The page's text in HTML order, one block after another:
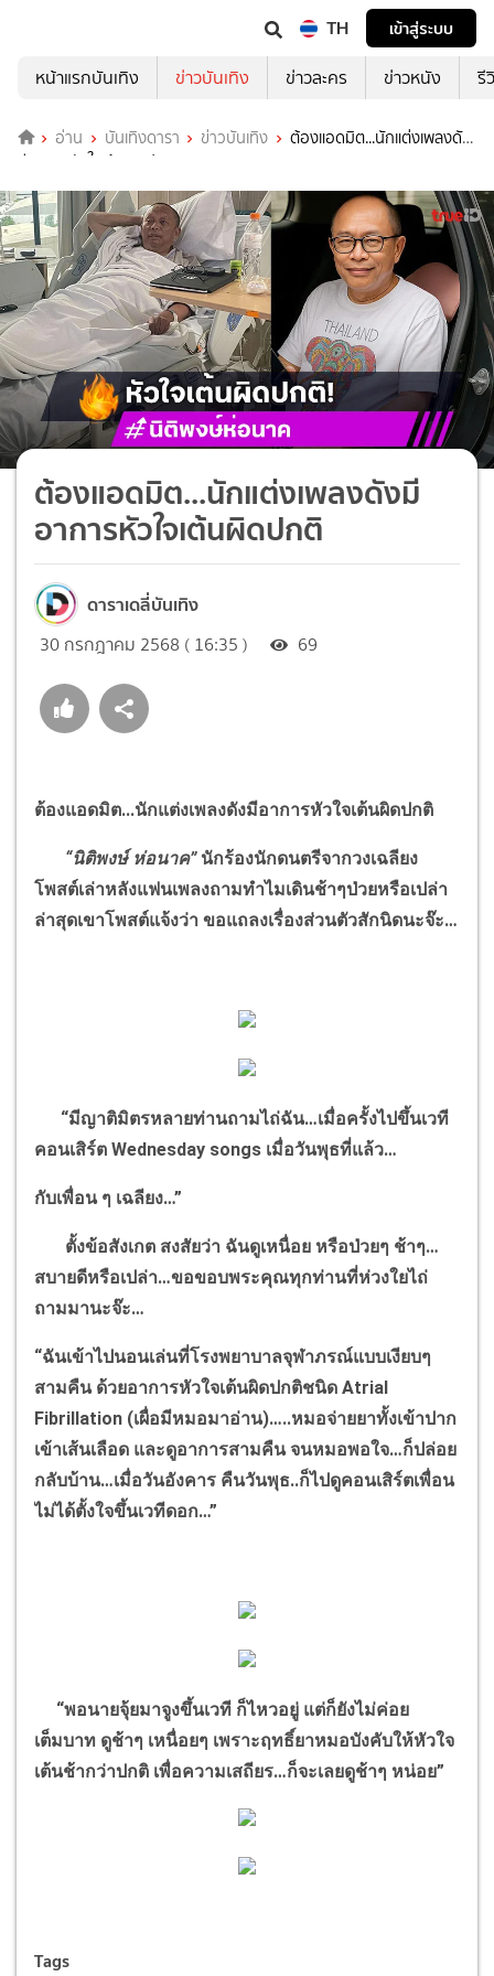
TH
เข้าสู่ระบบ
หน้าแรกบันเทิง
ข่าวบันเทิง ข่าวละคร ข่าวหนัง รี
อ่าน บันเทิงดารา ข่าวบันเทิง
ต้องแอดมิต...นักแต่งเพลงดัง
มีอาการหัวใจเต้นผิดปกติ
ต้องแอดมิต...นักแต่งเพลงดังมี
อาการหัวใจเต้นผิดปกติ
ดาราเดลี่บันเทิง
30 กรกฎาคม 2568 ( 16:35 ) 69
ต้องแอดมิต...นักแต่งเพลงดังมีอาการหัวใจเต้นผิดปกติ
“นิติพงษ์ ห่อนาค” นักร้องนักดนตรีจากวงเฉลียง
โพสต์เล่าหลังแฟนเพลงถามทำไมเดินช้าๆป่วยหรือเปล่า
ล่าสุดเขาโพสต์แจ้งว่า ขอแถลงเรื่องส่วนตัวสักนิดนะจ๊ะ…
“มีญาติมิตรหลายท่านถามไถ่ฉัน…เมื่อครั้งไปขึ้นเวที
คอนเสิร์ต Wednesday songs เมื่อวันพุธที่แล้ว…
กับเพื่อน ๆ เฉลียง…”
ตั้งข้อสังเกต สงสัยว่า ฉันดูเหนื่อย หรือป่วยๆ ช้าๆ…
สบายดีหรือเปล่า…ขอขอบพระคุณทุกท่านที่ห่วงใยไถ่
ถามมานะจ๊ะ…
“ฉันเข้าไปนอนเล่นที่โรงพยาบาลจุฬาภรณ์แบบเงียบๆ
สามคืน ด้วยอาการหัวใจเต้นผิดปกติชนิด Atrial
Fibrillation (เผื่อมีหมอมาอ่าน)…..หมอจ่ายยาทั้งเข้าปาก
เข้าเส้นเลือด และดูอาการสามคืน จนหมอพอใจ…ก็ปล่อย
กลับบ้าน…เมื่อวันอังคาร คืนวันพุธ..ก็ไปดูคอนเสิร์ตเพื่อน
ไม่ได้ตั้งใจขึ้นเวทีดอก…”
“พอนายจุ้ยมาจูงขึ้นเวที ก็ไหวอยู่ แต่ก็ยังไม่ค่อย
เต็มบาท ดูช้าๆ เหนื่อยๆ เพราะฤทธิ์ยาหมอบังคับให้หัวใจ
เต้นช้ากว่าปกติ เพื่อความเสถียร…ก็จะเลยดูช้าๆ หน่อย”
Tags